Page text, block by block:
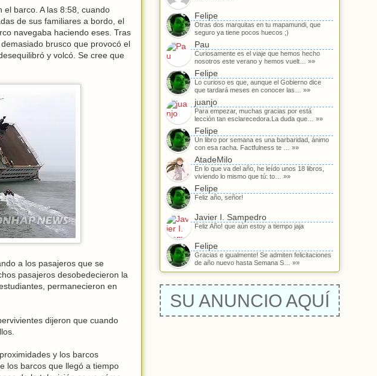
barco. A las 8:58, cuando
de sus familiares a bordo, el
navegaba haciendo eses. Tras
brusco que provocó el
y volcó. Se cree que
a los pasajeros que se
pasajeros desobedecieron la
permanecieron en
dijeron que cuando
y los barcos
los barcos que llegó a tiempo
Felipe
Otras dos marquitas en tu mapamundi, que
seguro ya tiene pocos huecos ;)
Pau
Curiosamente es el viaje que hemos hecho
nosotros este verano y hemos vuelt… »»
Felipe
Lo curioso es que, aunque el Gobierno dice
que tardará meses en conocer las… »»
juanjo
Para empezar, muchas gracias por está
lección tan esclarecedora.La duda que… »»
Felipe
Un libro por semana es una barbaridad, ánimo
con esa racha. Factfulness te … »»
AtadeMilo
En lo que va del año, he leído unos 18 libros,
viviendo lo mismo que tú: to… »»
Felipe
Feliz año, señor!
Javier I. Sampedro
Feliz Año! que aún estoy a tiempo jaja
Felipe
Gracias e igualmente! Se admiten felicitaciones
de año nuevo hasta Semana S… »»
SU ANUNCIO AQUÍ